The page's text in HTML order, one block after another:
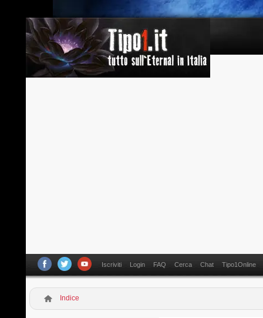
Iscriviti Login FAQ Cerca Chat Tipo1Online
Indice